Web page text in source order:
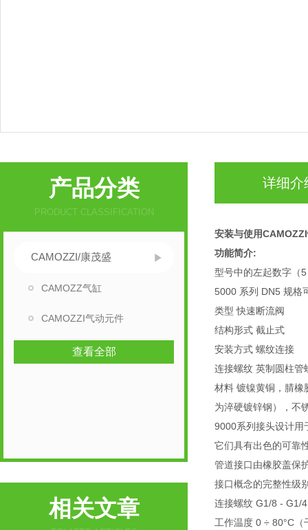
产品分类
PRODUCT CLASSIFICATION
CAMOZZI/康茂盛
CAMOZZ气缸
CAMOZZI气动元件
查看全部
相关文章
详细介
安装与使用
功能简介:
型号中的左起数字（
5000 系列 DN5 规格
类型 快速断流阀
结构形式 截止式
安装方式 螺纹连接
连接螺纹 英制圆柱管
材料 镀镍黄铜，腈橡
为淬硬镀锌钢），不
9000系列接头设计用
它们具有出色的可靠
管道接口由橡胶盖保
接口概念的完整性级
连接螺纹 G1/8 - G1/
工作温度 0 ÷ 80°C（